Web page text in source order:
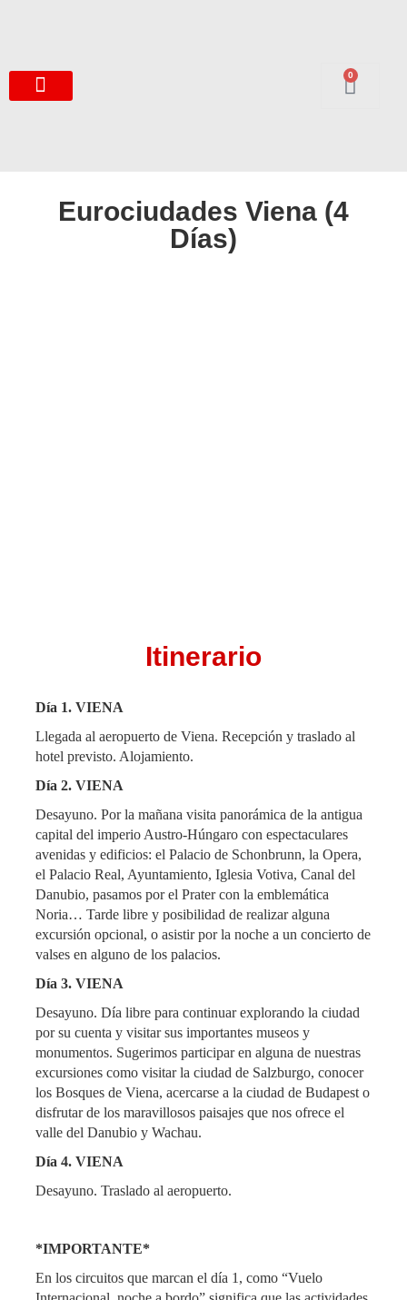
0
Eurociudades Viena (4
Días)
Itinerario
Día 1. VIENA
Llegada al aeropuerto de Viena. Recepción y traslado al
hotel previsto. Alojamiento.
Día 2. VIENA
Desayuno. Por la mañana visita panorámica de la antigua
capital del imperio Austro-Húngaro con espectaculares
avenidas y edificios: el Palacio de Schonbrunn, la Opera,
el Palacio Real, Ayuntamiento, Iglesia Votiva, Canal del
Danubio, pasamos por el Prater con la emblemática
Noria… Tarde libre y posibilidad de realizar alguna
excursión opcional, o asistir por la noche a un concierto de
valses en alguno de los palacios.
Día 3. VIENA
Desayuno. Día libre para continuar explorando la ciudad
por su cuenta y visitar sus importantes museos y
monumentos. Sugerimos participar en alguna de nuestras
excursiones como visitar la ciudad de Salzburgo, conocer
los Bosques de Viena, acercarse a la ciudad de Budapest o
disfrutar de los maravillosos paisajes que nos ofrece el
valle del Danubio y Wachau.
Día 4. VIENA
Desayuno. Traslado al aeropuerto.
*IMPORTANTE*
En los circuitos que marcan el día 1, como “Vuelo